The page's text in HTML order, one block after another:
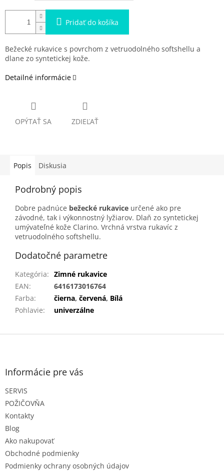
Pridať do košíka
Bežecké rukavice s povrchom z vetruodolného softshellu a
dlane zo syntetickej kože.
Detailné informácie
OPÝTAŤ SA ZDIEĽAŤ
Popis Diskusia
Podrobný popis
Dobre padnúce bežecké rukavice určené ako pre
závodné, tak i výkonnostný lyžiarov. Dlaň zo syntetickej
umývateľné kože Clarino. Vrchná vrstva rukavíc z
vetruodolného softshellu.
Dodatočné parametre
Kategória: Zimné rukavice
EAN:
6416173016764
Farba: čierna, červená, Bílá
Pohlavie: univerzálne
Z
Informácie pre vás
SERVIS
POŽIČOVŇA
Kontakty
Blog
Ako nakupovať
Obchodné podmienky
Podmienky ochrany osobných údajov